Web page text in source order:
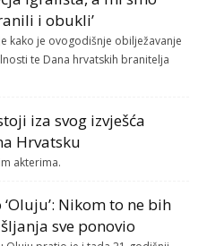
i obukli’
kako je ovogodišnje obilježavanje
te Dana hrvatskih branitelja
iza svog izvješća
Hrvatsku
akterima.
Nikom to ne bih
sve ponovio